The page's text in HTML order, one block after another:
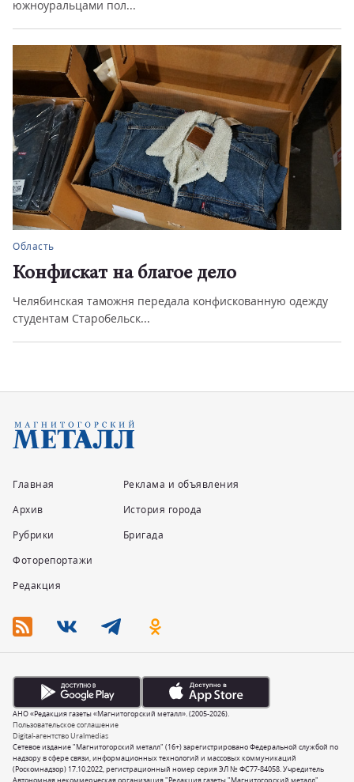
южноуральцами пол...
Область
Конфискат на благое дело
Челябинская таможня передала конфискованную одежду
студентам Старобельск...
Главная
Архив
Рубрики
Фоторепортажи
Редакция
Реклама и объявления
История города
Бригада
Сетевое издание "Магнитогорский металл" (16+) зарегистрировано Федеральной службой по
надзору в сфере связи, информационных технологий и массовых коммуникаций
(Роскомнадзор) 17.10.2022, регистрационный номер серия ЭЛ № ФС77-84058. Учредитель
Пользовательское соглашение
Digital-агентство Uralmedias
АНО «Редакция газеты «Магнитогорский металл». (2005-2026).